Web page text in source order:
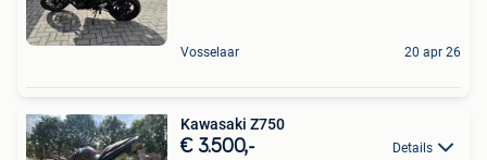
Vosselaar 20 apr 26
Kawasaki Z750
€ 3.500,- Details